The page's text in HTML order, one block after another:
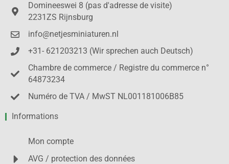
Domineeswei 8 (pas d'adresse de visite)
2231ZS Rijnsburg
info@netjesminiaturen.nl
+31- 621203213 (Wir sprechen auch Deutsch)
Chambre de commerce / Registre du commerce n°
64873234
Numéro de TVA / MwST NL001181006B85
Informations
Mon compte
AVG / protection des données